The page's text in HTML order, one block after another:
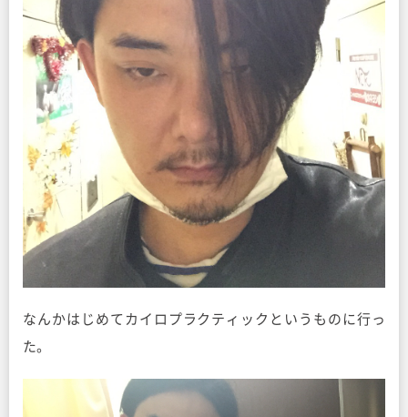
なんかはじめてカイロプラクティックというものに行っ
た。